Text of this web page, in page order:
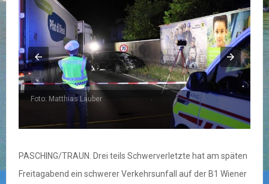
Foto: Matthias Lauber
PASCHING/TRAUN. Drei teils Schwerverletzte hat am späten
Freitagabend ein schwerer Verkehrsunfall auf der B1 Wiener